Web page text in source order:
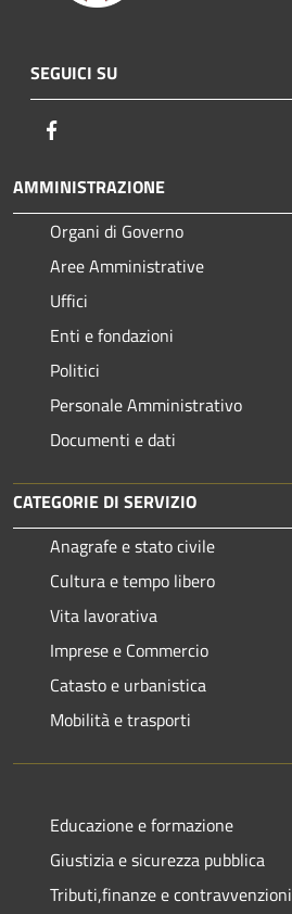
SEGUICI SU
AMMINISTRAZIONE
Organi di Governo
Aree Amministrative
Uffici
Enti e fondazioni
Politici
Personale Amministrativo
Documenti e dati
CATEGORIE DI SERVIZIO
Anagrafe e stato civile
Cultura e tempo libero
Vita lavorativa
Imprese e Commercio
Catasto e urbanistica
Mobilità e trasporti
Educazione e formazione
Giustizia e sicurezza pubblica
Tributi,finanze e contravvenzioni